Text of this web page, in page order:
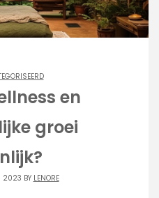
en
groei
2023 BY LENORE